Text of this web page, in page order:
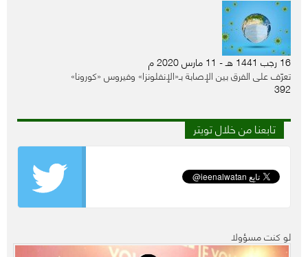
16 رجب 1441 هـ - 11 مارس 2020 م
تعرّف على الفرق بين الإصابة بـ«الإنفلونزا» وفيروس «كورونا»
392
تابعنا من خلال تويتر
لو كنت مسؤولا